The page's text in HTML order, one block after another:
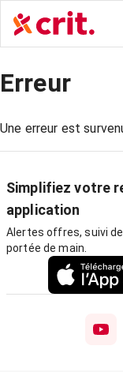
Erreur
Une erreur est
Simplifiez votre
application
Alertes offres, suivi
portée de main.